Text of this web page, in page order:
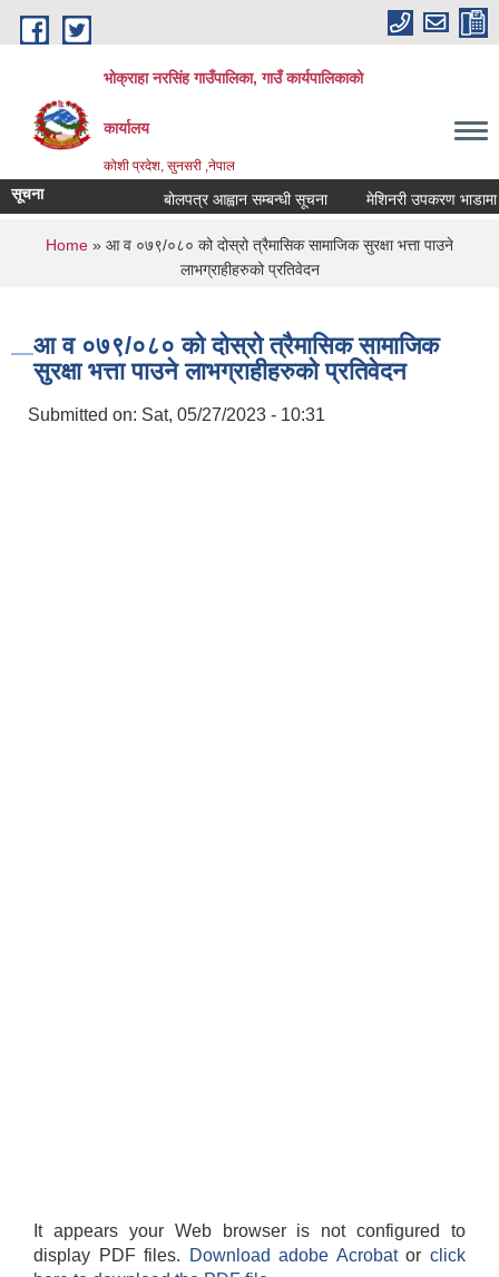
Skip to main content
भोक्राहा नरसिंह गाउँपालिका, गाउँ कार्यपालिकाको
कार्यालय
कोशी प्रदेश, सुनसरी ,नेपाल
सूचना बोलपत्र आह्वान सम्बन्धी सूचना मेशिनरी उपकरण भाडामा
You are here
Home » आ‍ व ०७९/०८० को दोस्रो त्रैमासिक सामाजिक सुरक्षा भत्ता पाउने
लाभग्राहीहरुको प्रतिवेदन
आ‍ व ०७९/०८० को दोस्रो त्रैमासिक सामाजिक
सुरक्षा भत्ता पाउने लाभग्राहीहरुको प्रतिवेदन
Submitted on: Sat, 05/27/2023 - 10:31
It appears your Web browser is not configured to
display PDF files.
Download adobe Acrobatorclick